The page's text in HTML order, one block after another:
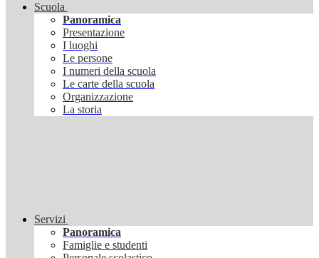
Scuola
Panoramica
Presentazione
I luoghi
Le persone
I numeri della scuola
Le carte della scuola
Organizzazione
La storia
Servizi
Panoramica
Famiglie e studenti